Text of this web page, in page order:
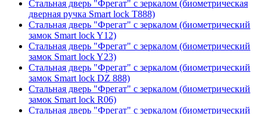
Стальная дверь "Фрегат" с зеркалом (биометрическая
дверная ручка Smart lock T888)
Стальная дверь "Фрегат" с зеркалом (биометрический
замок Smart lock Y12)
Стальная дверь "Фрегат" с зеркалом (биометрический
замок Smart lock Y23)
Стальная дверь "Фрегат" с зеркалом (биометрический
замок Smart lock DZ 888)
Стальная дверь "Фрегат" с зеркалом (биометрический
замок Smart lock R06)
Стальная дверь "Фрегат" с зеркалом (биометрический